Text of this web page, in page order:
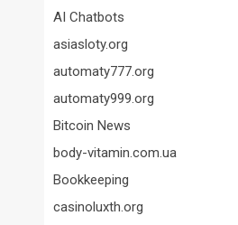
AI Chatbots
asiasloty.org
automaty777.org
automaty999.org
Bitcoin News
body-vitamin.com.ua
Bookkeeping
casinoluxth.org